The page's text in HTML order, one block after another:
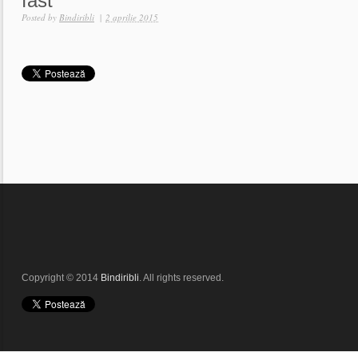
Posted by Bindiribli | 2 aprilie 2015
Copyright © 2014 Bindiribli. All rights reserved.